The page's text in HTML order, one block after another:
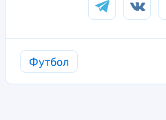
Футбол